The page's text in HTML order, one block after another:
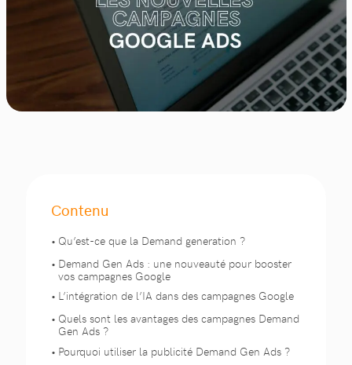
Contenu
Qu’est-ce que la Demand generation ?
Demand Gen Ads : une nouveauté pour booster
vos campagnes Google
L’intégration de l’IA dans des campagnes Google
Quels sont les avantages des campagnes Demand
Gen Ads ?
Pourquoi utiliser la publicité Demand Gen Ads ?